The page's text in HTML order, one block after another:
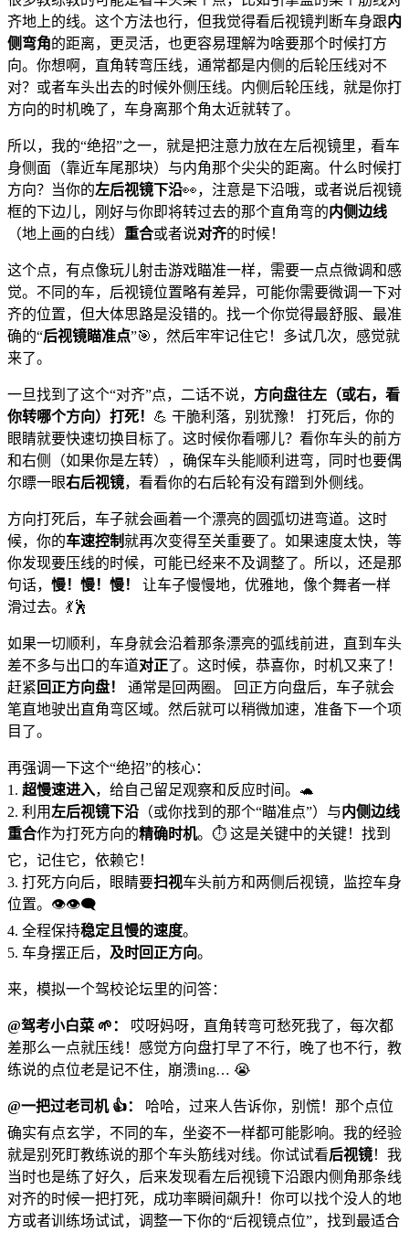
齐地上的线。这个方法也行，但我觉得看后视镜判断车身跟内
侧弯角的距离，更灵活，也更容易理解为啥要那个时候打方
向。你想啊，直角转弯压线，通常都是内侧的后轮压线对不
对？或者车头出去的时候外侧压线。内侧后轮压线，就是你打
方向的时机晚了，车身离那个角太近就转了。
所以，我的“绝招”之一，就是把注意力放在左后视镜里，看车
身侧面（靠近车尾那块）与内角那个尖尖的距离。什么时候打
方向？当你的左后视镜下沿👀，注意是下沿哦，或者说后视镜
框的下边儿，刚好与你即将转过去的那个直角弯的内侧边线
（地上画的白线） 重合或者说对齐的时候！
这个点，有点像玩儿射击游戏瞄准一样，需要一点点微调和感
觉。不同的车，后视镜位置略有差异，可能你需要微调一下对
齐的位置，但大体思路是没错的。找一个你觉得最舒服、最准
确的“后视镜瞄准点”🎯，然后牢牢记住它！多试几次，感觉就
来了。
一旦找到了这个“对齐”点，二话不说， 方向盘往左（或右，看
你转哪个方向）打死！ 💪 干脆利落，别犹豫！ 打死后，你的
眼睛就要快速切换目标了。这时候你看哪儿？看你车头的前方
和右侧（如果你是左转），确保车头能顺利进弯，同时也要偶
尔瞟一眼右后视镜，看看你的右后轮有没有蹭到外侧线。
方向打死后，车子就会画着一个漂亮的圆弧切进弯道。这时
候，你的车速控制就再次变得至关重要了。如果速度太快，等
你发现要压线的时候，可能已经来不及调整了。所以，还是那
句话， 慢！慢！慢！
让车子慢慢地，优雅地，像个舞者一样
滑过去。💃🕺
如果一切顺利，车身就会沿着那条漂亮的弧线前进，直到车头
差不多与出口的车道对正了。这时候，恭喜你，时机又来了！
赶紧 回正方向盘！
通常是回两圈。 回正方向盘后，车子就会
笔直地驶出直角弯区域。然后就可以稍微加速，准备下一个项
目了。
再强调一下这个“绝招”的核心：
1. 超慢速进入，给自己留足观察和反应时间。🐢
2. 利用 左后视镜下沿 （或你找到的那个“瞄准点”）与内侧边线
重合作为打死方向的精确时机。⏱️ 这是关键中的关键！找到
它，记住它，依赖它！
3. 打死方向后，眼睛要扫视车头前方和两侧后视镜，监控车身
位置。👁️👁️‍🗨️
4. 全程保持稳定且慢的速度。
5. 车身摆正后， 及时回正方向。
来，模拟一个驾校论坛里的问答：
@驾考小白菜 🌱：
哎呀妈呀，直角转弯可愁死我了，每次都
差那么一点就压线！感觉方向盘打早了不行，晚了也不行，教
练说的点位老是记不住，崩溃ing… 😭
@一把过老司机 👍：
哈哈，过来人告诉你，别慌！那个点位
确实有点玄学，不同的车，坐姿不一样都可能影响。我的经验
就是别死盯教练说的那个车头筋线对线。你试试看后视镜！我
当时也是练了好久，后来发现看左后视镜下沿跟内侧角那条线
对齐的时候一把打死，成功率瞬间飙升！你可以找个没人的地
方或者训练场试试，调整一下你的“后视镜点位”，找到最适合